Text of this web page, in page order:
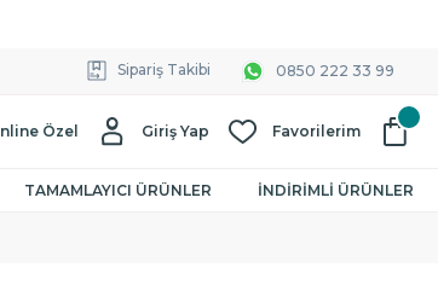
Sipariş Takibi 0850 222 33 99
Özel Giriş Yap Favorilerim
TAMAMLAYICI ÜRÜNLER İNDİRİMLİ ÜRÜNLER